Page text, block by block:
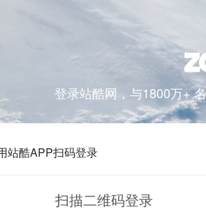
登录站酷网，与1800万+